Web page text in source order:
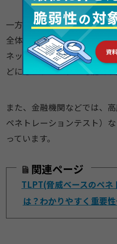
一方でレッドチーム演習は
全体のセキュリティ体制を評
ネットワークはもちろん、
どにもアプローチが可能で
また、金融機関などでは、
ペネトレーションテスト）
っています。
関連ページ
TLPT(脅威ベースのペネ
は？わかりやすく重要